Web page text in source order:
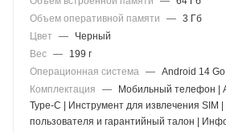
Объем оперативной памяти
— 3 Гб
Цвет
—
Черный
Вес —
199 г
Операционная система — Android 14 Go
Комплектация
—
Мобильный телефон |
Type-C | Инструмент для извлечения SIM |
пользователя и гарантийный талон |